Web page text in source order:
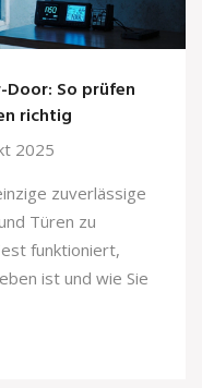
So prüfen
richtig
2025
zuverlässige
Türen zu
funktioniert,
ist und wie Sie